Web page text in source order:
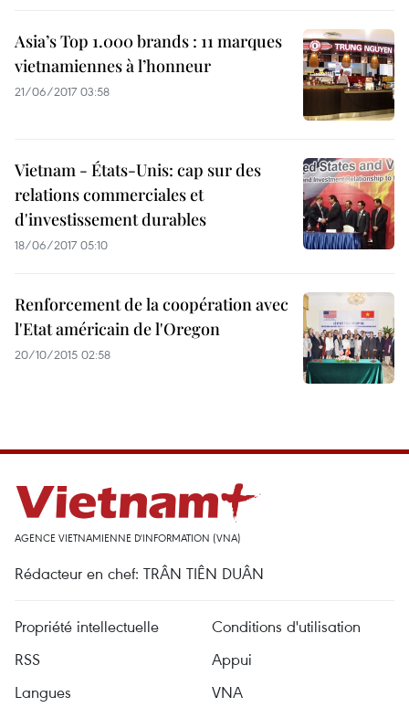
Asia’s Top 1.000 brands : 11 marques
vietnamiennes à l’honneur
21/06/2017 03:58
Vietnam - États-Unis: cap sur des
relations commerciales et
d'investissement durables
18/06/2017 05:10
Renforcement de la coopération avec
l'Etat américain de l'Oregon
20/10/2015 02:58
AGENCE VIETNAMIENNE D'INFORMATION (VNA)
Rédacteur en chef: TRÂN TIÊN DUÂN
Propriété intellectuelle
Conditions d'utilisation
RSS
Appui
Langues
VNA